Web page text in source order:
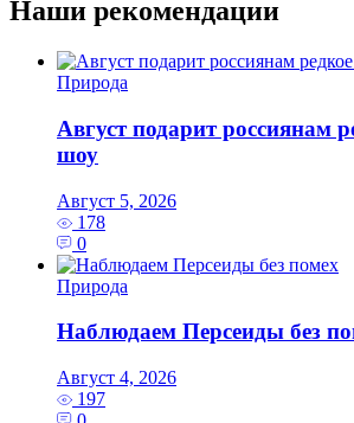
Наши рекомендации
Природа
Август подарит россиянам
шоу
Август 5, 2026
178
0
Природа
Наблюдаем Персеиды без
Август 4, 2026
197